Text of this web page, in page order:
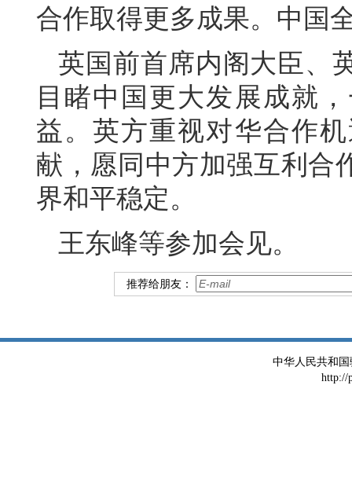
合作取得更多成果。中国
英国前首席内阁大臣、
目睹中国更大发展成就
益。英方重视对华合作
献，愿同中方加强互利合
界和平稳定。
王东峰等参加会见。
推荐给朋友：
中华人民共和
http://